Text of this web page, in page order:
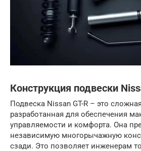
Конструкция подвески
Подвеска Nissan GT-R – это
разработанная для обеспечения
управляемости и комфорта. Она
независимую многорычажную
сзади. Это позволяет инженерам